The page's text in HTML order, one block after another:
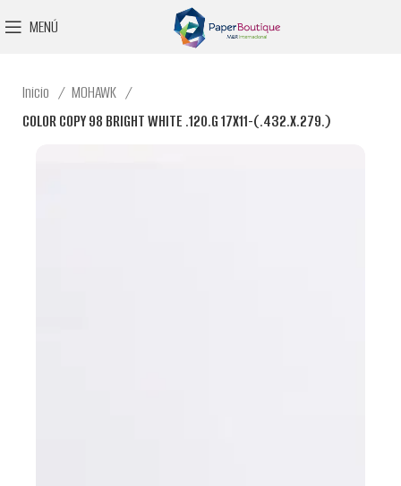
MENÚ
Inicio
MOHAWK
COLOR COPY 98 BRIGHT WHITE .120.G 17X11-(.432.X.279.)